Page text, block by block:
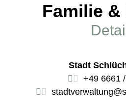
Familie &
Stadt
+49 6661